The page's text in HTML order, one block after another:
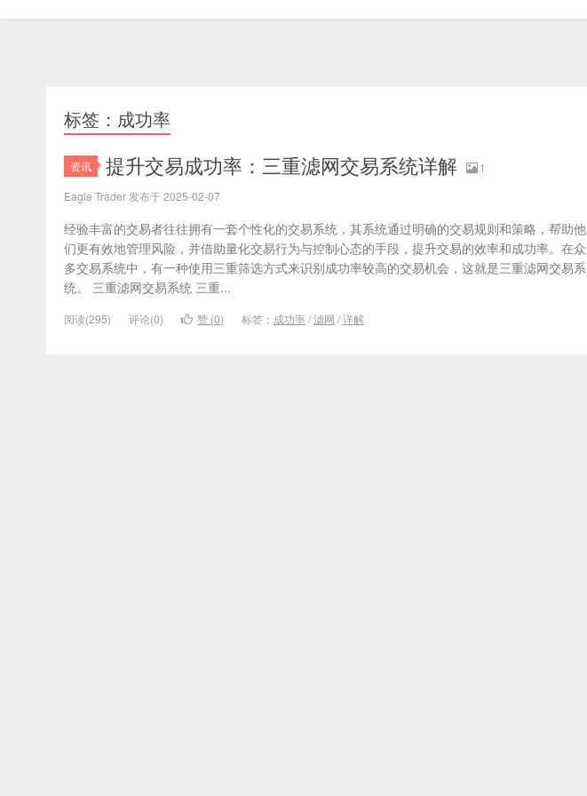
标签：成功率
资讯 ​提升交易成功率：三重滤网交易系统详解
1
Eagle Trader 发布于 2025-02-07
经验丰富的交易者往往拥有一套个性化的交易系统，其系统通过明确的交易规则和策略，帮助他
们更有效地管理风险，并借助量化交易行为与控制心态的手段，提升交易的效率和成功率。在众
多交易系统中，有一种使用三重筛选方式来识别成功率较高的交易机会，这就是三重滤网交易系
统。 三重滤网交易系统 三重...
阅读(295) 评论(0) 赞 (0) 标签： 成功率/滤网 /详解